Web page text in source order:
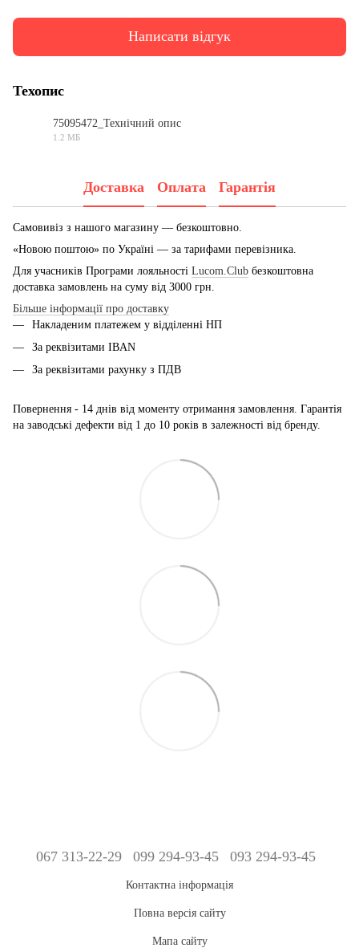
Написати відгук
Техопис
75095472_Технічний опис
1.2 МБ
Доставка Оплата Гарантія
Самовивіз з нашого магазину — безкоштовно.
«Новою поштою» по Україні — за тарифами перевізника.
Для учасників Програми лояльності Lucom.Club безкоштовна
доставка замовлень на суму від 3000 грн.
Більше інформації про доставку
Накладеним платежем у відділенні НП
За реквізитами IBAN
За реквізитами рахунку з ПДВ
Повернення - 14 днів від моменту отримання замовлення. Гарантія
на заводські дефекти від 1 до 10 років в залежності від бренду.
067 313-22-29 099 294-93-45 093 294-93-45
Контактна інформація
Повна версія сайту
Мапа сайту